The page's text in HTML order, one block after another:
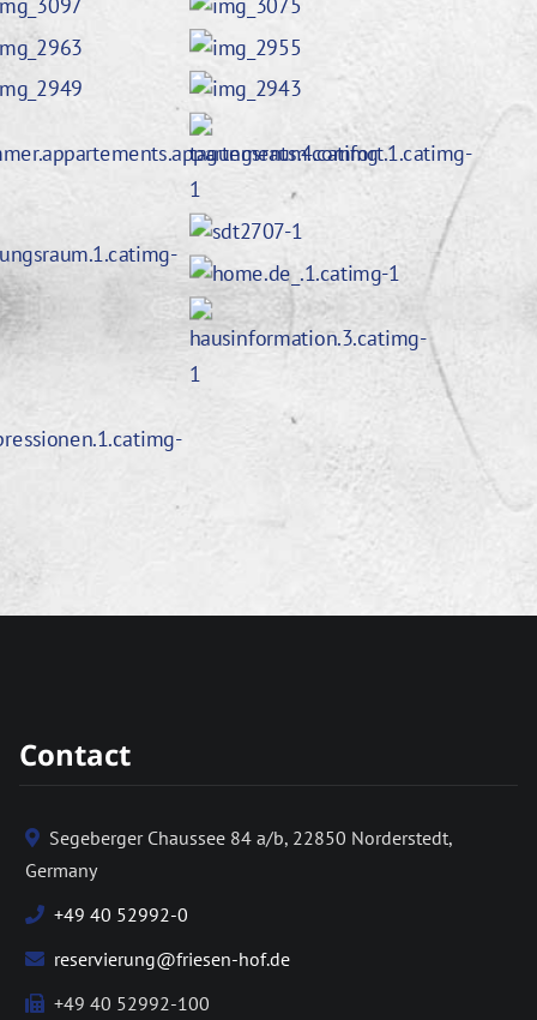
Contact
Segeberger Chaussee 84 a/b, 22850 Norderstedt,
Germany
+49 40 52992-0
reservierung@friesen-hof.de
+49 40 52992-100